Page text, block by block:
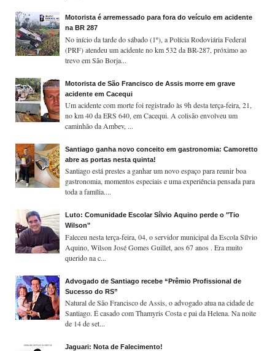
Motorista é arremessado para fora do veículo em acidente
na BR 287
No início da tarde do sábado (1º), a Polícia Rodoviária Federal
(PRF) atendeu um acidente no km 532 da BR-287, próximo ao
trevo em São Borja...
Motorista de São Francisco de Assis morre em grave
acidente em Cacequi
Um acidente com morte foi registrado às 9h desta terça-feira, 21,
no km 40 da ERS 640, em Cacequi. A colisão envolveu um
caminhão da Ambev, ...
Santiago ganha novo conceito em gastronomia: Camoretto
abre as portas nesta quinta!
Santiago está prestes a ganhar um novo espaço para reunir boa
gastronomia, momentos especiais e uma experiência pensada para
toda a família....
Luto: Comunidade Escolar Sílvio Aquino perde o "Tio
Wilson"
Faleceu nesta terça-feira, 04, o servidor municipal da Escola Sílvio
Aquino, Wilson José Gomes Guillet, aos 67 anos . Era muito
querido na c...
Advogado de Santiago recebe “Prêmio Profissional de
Sucesso do RS”
Natural de São Francisco de Assis, o advogado atua na cidade de
Santiago. É casado com Thamyris Costa e pai da Helena. Na noite
de 14 de set...
Jaguari: Nota de Falecimento!